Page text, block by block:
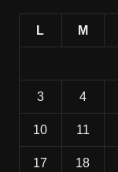
L M
3 4
10 11
17 18